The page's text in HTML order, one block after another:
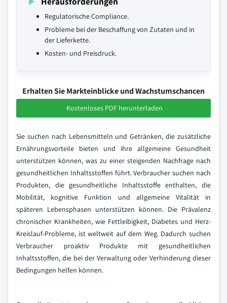
Regulatorische Compliance.
Probleme bei der Beschaffung von Zutaten und in
der Lieferkette.
Kosten- und Preisdruck.
Erhalten Sie Markteinblicke und Wachstumschancen
Kostenloses PDF herunterladen
Sie suchen nach Lebensmitteln und Getränken, die zusätzliche
Ernährungsvorteile bieten und ihre allgemeine Gesundheit
unterstützen können, was zu einer steigenden Nachfrage nach
gesundheitlichen Inhaltsstoffen führt. Verbraucher suchen nach
Produkten, die gesundheitliche Inhaltsstoffe enthalten, die
Mobilität, kognitive Funktion und allgemeine Vitalität in
späteren Lebensphasen unterstützen können. Die Prävalenz
chronischer Krankheiten, wie Fettleibigkeit, Diabetes und Herz-
Kreislauf-Probleme, ist weltweit auf dem Weg. Dadurch suchen
Verbraucher proaktiv Produkte mit gesundheitlichen
Inhaltsstoffen, die bei der Verwaltung oder Verhinderung dieser
Bedingungen helfen können.